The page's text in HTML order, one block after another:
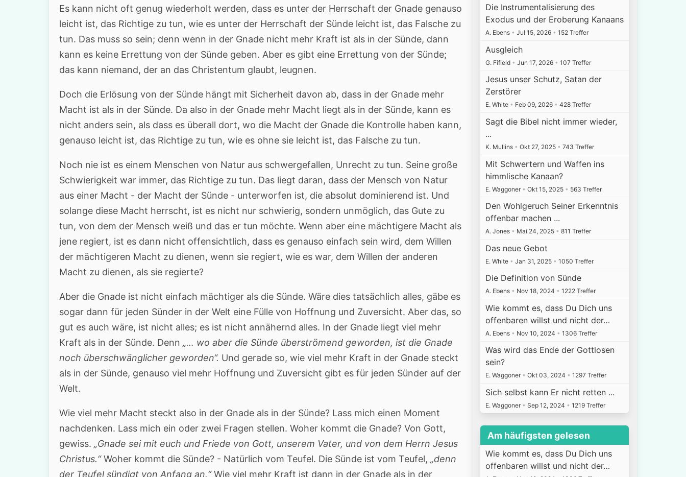
Es kann nicht oft genug wiederholt werden, dass es unter der Herrschaft der Gnade genauso
leicht ist, das Richtige zu tun, wie es unter der Herrschaft der Sünde leicht ist, das Falsche zu
tun. Das muss so sein; denn wenn in der Gnade nicht mehr Kraft ist als in der Sünde, dann
kann es keine Errettung von der Sünde geben. Aber es gibt eine Errettung von der Sünde;
das kann niemand, der an das Christentum glaubt, leugnen.
Doch die Erlösung von der Sünde hängt mit Sicherheit davon ab, dass in der Gnade mehr
Macht ist als in der Sünde. Da also in der Gnade mehr Macht liegt als in der Sünde, kann es
nicht anders sein, als dass es überall dort, wo die Macht der Gnade die Kontrolle haben kann,
genauso leicht ist, das Richtige zu tun, wie es ohne sie leicht ist, das Falsche zu tun.
Noch nie ist es einem Menschen von Natur aus schwergefallen, Unrecht zu tun. Seine große
Schwierigkeit war immer, das Richtige zu tun. Das liegt daran, dass der Mensch von Natur
aus einer Macht - der Macht der Sünde - unterworfen ist, die absolut dominierend ist. Und
solange diese Macht herrscht, ist es nicht nur schwierig, sondern unmöglich, das Gute zu
tun, von dem der Mensch weiß und das er tun möchte. Wenn aber eine mächtigere Macht als
jene regiert, ist es dann nicht offensichtlich, dass es genauso einfach sein wird, dem Willen
der mächtigeren Macht zu dienen, wenn sie regiert, wie es war, dem Willen der anderen
Macht zu dienen, als sie regierte?
Aber die Gnade ist nicht einfach mächtiger als die Sünde. Wäre dies tatsächlich alles, gäbe es
sogar dann für jeden Sünder in der Welt eine Fülle von Hoffnung und Zuversicht. Aber das, so
gut es auch wäre, ist nicht alles; es ist nicht annähernd alles. In der Gnade liegt viel mehr
Kraft als in der Sünde. Denn „… wo aber die Sünde überströmend geworden, ist die Gnade
noch überschwänglicher geworden“. Und gerade so, wie viel mehr Kraft in der Gnade steckt
als in der Sünde, genauso viel mehr Hoffnung und Zuversicht gibt es für jeden Sünder auf der
Welt.
Wie viel mehr Macht steckt also in der Gnade als in der Sünde? Lass mich einen Moment
nachdenken. Lass mich ein oder zwei Fragen stellen. Woher kommt die Gnade? Von Gott,
gewiss. „Gnade sei mit euch und Friede von Gott, unserem Vater, und von dem Herrn Jesus
Christus.“Woher kommt die Sünde? - Natürlich vom Teufel. Die Sünde ist vom Teufel, „denn
der Teufel sündigt von Anfang an.“Wie viel mehr Kraft ist dann in der Gnade als in der
Die Instrumentalisierung des
Exodus und der Eroberung Kanaans
A. Ebens • Jul 15, 2026 • 152 Treffer
Ausgleich
G. Fifield • Jun 17, 2026 • 107 Treffer
Jesus unser Schutz, Satan der
Zerstörer
E. White • Feb 09, 2026 • 428 Treffer
Sagt die Bibel nicht immer wieder,
...
K. Mullins • Okt 27, 2025 • 743 Treffer
Mit Schwertern und Waffen ins
himmlische Kanaan?
E. Waggoner • Okt 15, 2025 • 563 Treffer
Den Wohlgeruch Seiner Erkenntnis
offenbar machen ...
A. Jones • Mai 24, 2025 • 811 Treffer
Das neue Gebot
E. White • Jan 31, 2025 • 1050 Treffer
Die Definition von Sünde
A. Ebens • Nov 18, 2024 • 1222 Treffer
Wie kommt es, dass Du Dich uns
offenbaren willst und nicht der…
A. Ebens • Nov 10, 2024 • 1306 Treffer
Was wird das Ende der Gottlosen
sein?
E. Waggoner • Okt 03, 2024 • 1297 Treffer
Sich selbst kann Er nicht retten ...
E. Waggoner • Sep 12, 2024 • 1219 Treffer
Am häufigsten gelesen
Wie kommt es, dass Du Dich uns
offenbaren willst und nicht der…